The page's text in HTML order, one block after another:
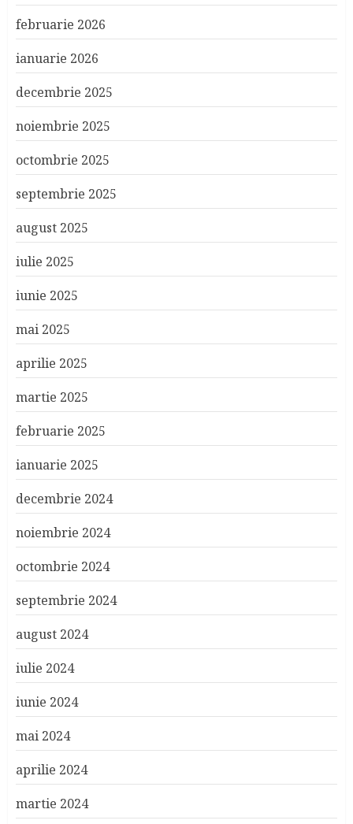
februarie 2026
ianuarie 2026
decembrie 2025
noiembrie 2025
octombrie 2025
septembrie 2025
august 2025
iulie 2025
iunie 2025
mai 2025
aprilie 2025
martie 2025
februarie 2025
ianuarie 2025
decembrie 2024
noiembrie 2024
octombrie 2024
septembrie 2024
august 2024
iulie 2024
iunie 2024
mai 2024
aprilie 2024
martie 2024